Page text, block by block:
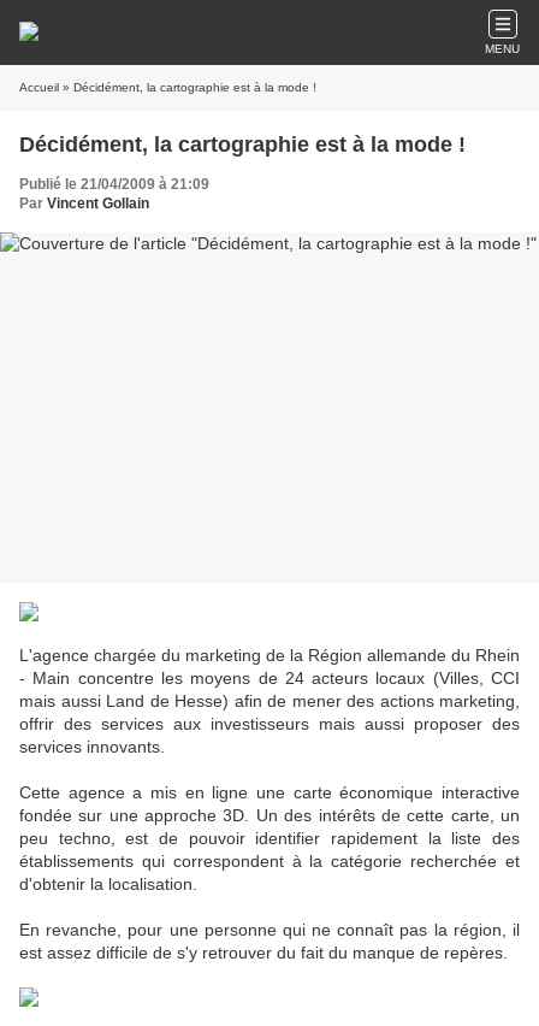
MENU
Accueil » Décidément, la cartographie est à la mode !
Décidément, la cartographie est à la mode !
Publié le 21/04/2009 à 21:09
Par Vincent Gollain
L'agence chargée du marketing de la Région allemande du Rhein
- Main concentre les moyens de 24 acteurs locaux (Villes, CCI
mais aussi Land de Hesse) afin de mener des actions marketing,
offrir des services aux investisseurs mais aussi proposer des
services innovants.
Cette agence a mis en ligne une carte économique interactive
fondée sur une approche 3D. Un des intérêts de cette carte, un
peu techno, est de pouvoir identifier rapidement la liste des
établissements qui correspondent à la catégorie recherchée et
d'obtenir la localisation.
En revanche, pour une personne qui ne connaît pas la région, il
est assez difficile de s'y retrouver du fait du manque de repères.